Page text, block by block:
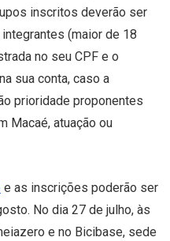
inscritos deverão ser
(maior de 18
no seu CPF e o
sua conta, caso a
prioridade proponentes
Macaé, atuação ou
e as inscrições poderão ser
No dia 27 de julho, às
e no Bicibase, sede